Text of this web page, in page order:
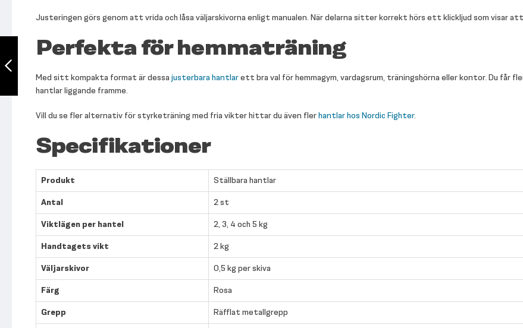
Ställbara hantlar
(2 st) 2-5 kg Blå
Föregående
Justeringen görs genom att vrida och låsa väljarskivorna enligt manualen. När delarna sitter korrekt hörs ett klickljud som visar
Perfekta för hemmaträning
Med sitt kompakta format är dessa justerbara hantlarett bra val för hemmagym, vardagsrum, träningshörna eller kontor. Du får
hantlar liggande framme.
Vill du se fler alternativ för styrketräning med fria vikter hittar du även flerhantlar hos Nordic Fighter.
Specifikationer
Produkt
Ställbara hantlar
Antal
2 st
Viktlägen per hantel
2, 3, 4 och 5 kg
Handtagets vikt
2 kg
Väljarskivor
0,5 kg per skiva
Färg
Rosa
Grepp
Räfflat metallgrepp